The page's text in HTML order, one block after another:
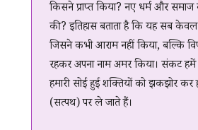
किसने प्राप्त किया? नए धर्म और
की? इतिहास बताता है कि यह सब
जिसने कभी आराम नहीं किया, बल्कि
रहकर अपना नाम अमर किया। संकट
हमारी सोई हुई शक्तियों को झकझोर कर
(सत्पथ) पर ले जाते हैं।